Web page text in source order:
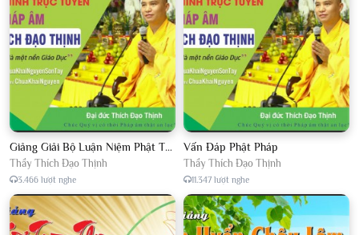
Giảng Giải Bộ Luận Niệm Phật Thập Yếu Năm 2018
Thầy Thích Đạo Thịnh
3.466 lượt nghe
Vấn Đáp Phật Pháp
Thầy Thích Đạo Thịnh
11.347 lượt nghe